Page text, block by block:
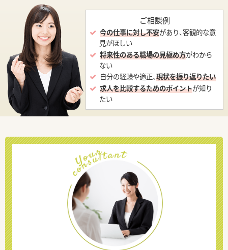
ご相談例
今の仕事に対し不安があり、客観的な意
見がほしい
将来性のある職場の見極め方がわから
ない
自分の経験や適正、現状を振り返りたい
求人を比較するためのポイントが知り
たい